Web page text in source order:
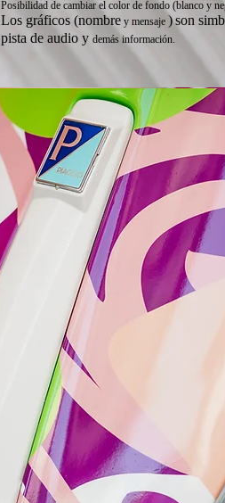
Posibilidad de cambiar el color de fondo (blanco y
Los gráficos (nombre y mensaje )son
pista de audio y demás información.